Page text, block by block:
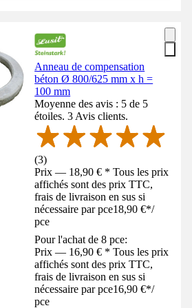
Anneau de compensation
béton Ø 800/625 mm x h =
100 mm
Moyenne des avis : 5 de 5
étoiles. 3 Avis clients.
(3)
Prix — 18,90 € * Tous les prix
affichés sont des prix TTC,
frais de livraison en sus si
nécessaire par pce18,90 €*/
pce
Pour l'achat de 8 pce:
Prix — 16,90 € * Tous les prix
affichés sont des prix TTC,
frais de livraison en sus si
nécessaire par pce16,90 €*/
pce